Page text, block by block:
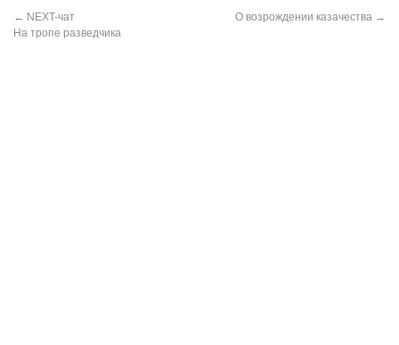
← NEXT-чат
На тропе разведчика
О возрождении казачества →